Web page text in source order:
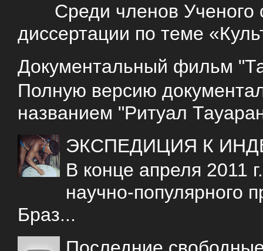
Среди членов Ученого
диссертации по теме
Документальный фильм
Полную версию
названием "Ритуал
ЭКСПЕДИЦИЯ К
В конце апреля 2011
научно-популярного
Браз...